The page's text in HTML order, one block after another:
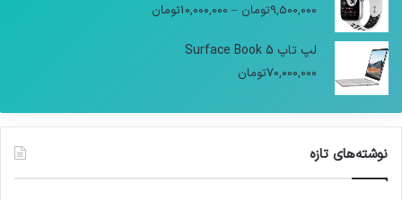
9,500,000تومان –
10,000,000تومان
لپ تاپ Surface Book 5
70,000,000تومان
نوشته‌های تازه